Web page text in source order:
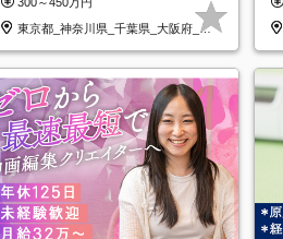
東京都_神奈川県_千葉県_大阪府_愛
知県…